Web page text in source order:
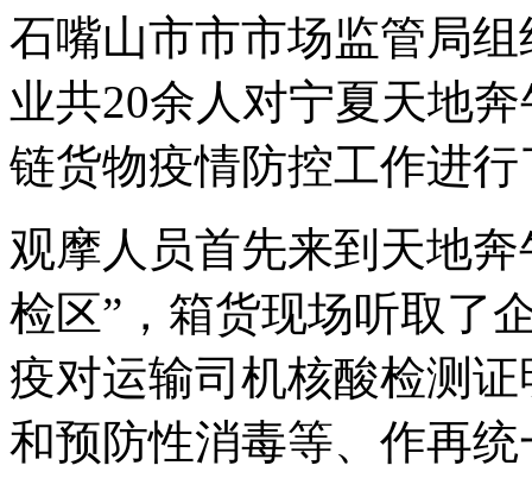
石嘴山市市市场监管局
业共20余人对宁夏天地
链货物疫情防控工作进
观摩人员首先来到天地
检区”，箱货现场听取了
疫对运输司机核酸检测
和预防性消毒等、作再